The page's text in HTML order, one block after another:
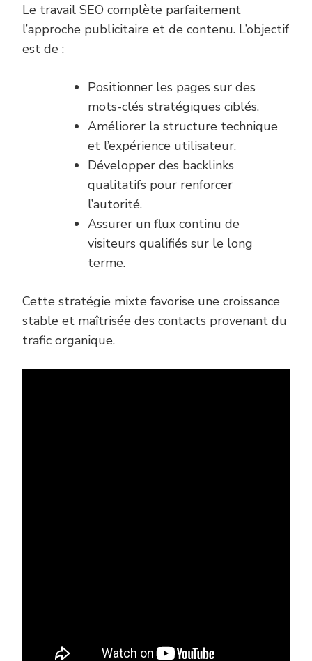
Le travail SEO complète parfaitement
l’approche publicitaire et de contenu. L’objectif
est de :
Positionner les pages sur des
mots-clés stratégiques ciblés.
Améliorer la structure technique
et l’expérience utilisateur.
Développer des backlinks
qualitatifs pour renforcer
l’autorité.
Assurer un flux continu de
visiteurs qualifiés sur le long
terme.
Cette stratégie mixte favorise une croissance
stable et maîtrisée des contacts provenant du
trafic organique.